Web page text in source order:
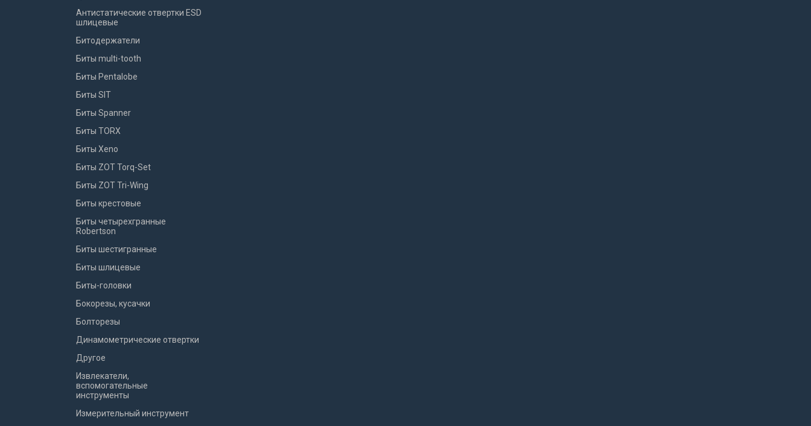
Антистатические отвертки ESD
шлицевые
Битодержатели
Биты multi-tooth
Биты Pentalobe
Биты SIT
Биты Spanner
Биты TORX
Биты Xeno
Биты ZOT Torq-Set
Биты ZOT Tri-Wing
Биты крестовые
Биты четырехгранные
Robertson
Биты шестигранные
Биты шлицевые
Биты-головки
Бокорезы, кусачки
Болторезы
Динамометрические отвертки
Другое
Извлекатели,
вспомогательные
инструменты
Измерительный инструмент